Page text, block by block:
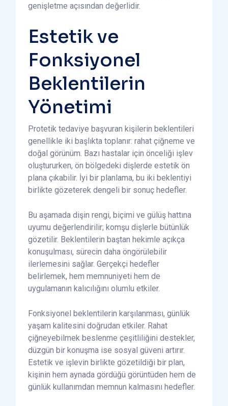
genişletme açısından değerlidir.
Estetik ve
Fonksiyonel
Beklentilerin
Yönetimi
Protetik tedaviye başvuran kişilerin beklentileri
genellikle iki başlıkta toplanır: rahat çiğneme ve
doğal görünüm. Bazı hastalar için önceliği işlev
oluştururken, ön bölgedeki dişlerde estetik ön
plana çıkabilir. İyi bir planlama, bu iki beklentiyi
birlikte gözeterek dengeli bir sonuç hedefler.
Bu aşamada dişin rengi, biçimi ve gülüş hattına
uyumu değerlendirilir; komşu dişlerle bütünlük
gözetilir. Beklentilerin baştan hekimle açıkça
konuşulması, sürecin daha öngörülebilir
ilerlemesini sağlar. Gerçekçi hedefler
belirlemek, hem memnuniyeti hem de
uygulamanın kalıcılığını olumlu etkiler.
Fonksiyonel beklentilerin karşılanması, günlük
yaşam kalitesini doğrudan etkiler. Rahat
çiğneyebilmek beslenme çeşitliliğini destekler,
düzgün bir konuşma ise sosyal güveni artırır.
Estetik ve işlevin birlikte gözetildiği bir plan,
kişinin hem aynada gördüğü görüntüden hem de
günlük kullanımdan memnun kalmasını hedefler.